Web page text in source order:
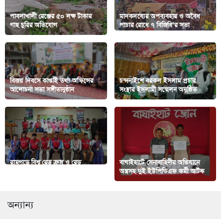
পাবলাখালী রেঞ্জের ৫০ লক্ষ টাকার
গাছ চুরির অভিযোগ
মাদকদব্যের অপব্যবহার ও অবৈধ
পাচার রোধে ৭ বিজিবি’র সভা
বিজয় দিবসে কাপ্তাই তথ্য অফিসের
আলোচনা সভা সঙ্গীতানুষ্ঠান
চন্দনাইশে বরকল ইসলাম প্রচার
সংস্থার ইসলামী সম্মেলন অনুষ্ঠিত
রামগড়ে বিশ্ব রেড ক্রস ও রেড
বাঘাইহাটে সেনাবাহিনীর অভিযানে
অস্ত্রসহ দুই ইউপিডিএফ কর্মী আটক
অন্যান্য